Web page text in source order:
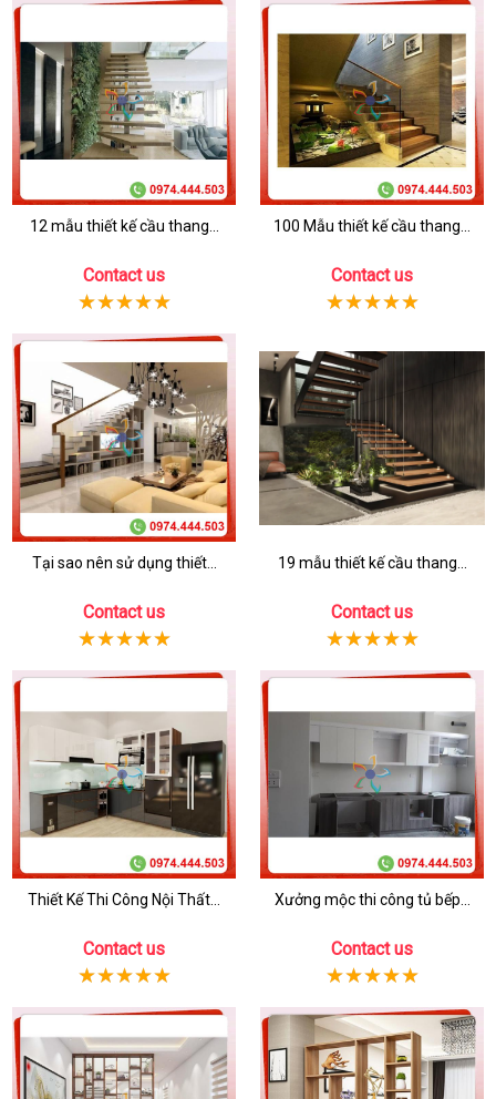
12 mẫu thiết kế cầu thang...
Contact us
100 Mẫu thiết kế cầu thang...
Contact us
Tại sao nên sử dụng thiết...
Contact us
19 mẫu thiết kế cầu thang...
Contact us
Thiết Kế Thi Công Nội Thất...
Contact us
Xưởng mộc thi công tủ bếp...
Contact us